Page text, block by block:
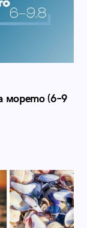
морето (6–9